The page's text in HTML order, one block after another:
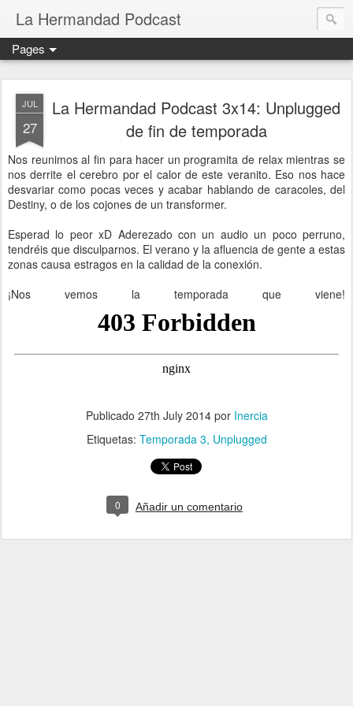
La Hermandad Podcast
Pages
JUL
27
La Hermandad Podcast 3x14: Unplugged
de fin de temporada
Nos reunimos al fin para hacer un programita de relax mientras se
nos derrite el cerebro por el calor de este veranito. Eso nos hace
desvariar como pocas veces y acabar hablando de caracoles, del
Destiny, o de los cojones de un transformer.
Esperad lo peor xD Aderezado con un audio un poco perruno,
tendréis que disculparnos. El verano y la afluencia de gente a estas
zonas causa estragos en la calidad de la conexión.
¡Nos vemos la temporada que viene!
Publicado 27th July 2014por Inercia
Etiquetas: Temporada 3 Unplugged
0 Añadir un comentario